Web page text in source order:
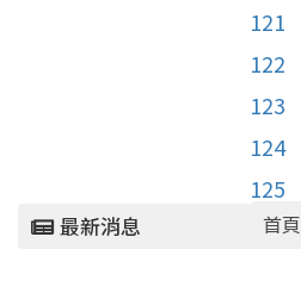
121
122
123
124
125
最新消息 首頁